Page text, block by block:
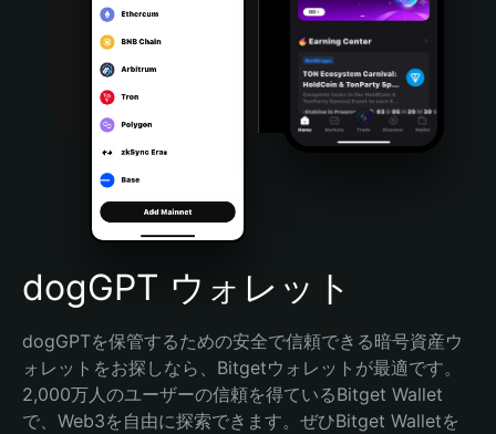
Português (Portugal)
Bahasa Indonesia
Português (Brasil)
Español (Argentina)
dogGPT ウォレット
dogGPTを保管するための安全で信頼できる暗号資産ウ
ォレットをお探しなら、Bitgetウォレットが最適です。
2,000万人のユーザーの信頼を得ているBitget Wallet
で、Web3を自由に探索できます。ぜひBitget Walletを